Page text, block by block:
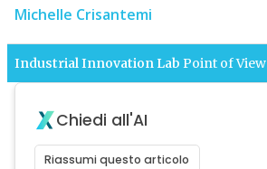
Michelle Crisantemi
Industrial Innovation Lab Point of View
Chiedi all'AI
Riassumi questo articolo